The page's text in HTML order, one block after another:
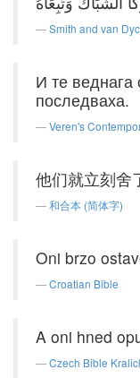
Smith and van
И те веднага
последваха.
Veren's
他们就立刻舍
和合本 (简体字)
Oni brzo
Croatian Bible
A oni hned
Czech Bible